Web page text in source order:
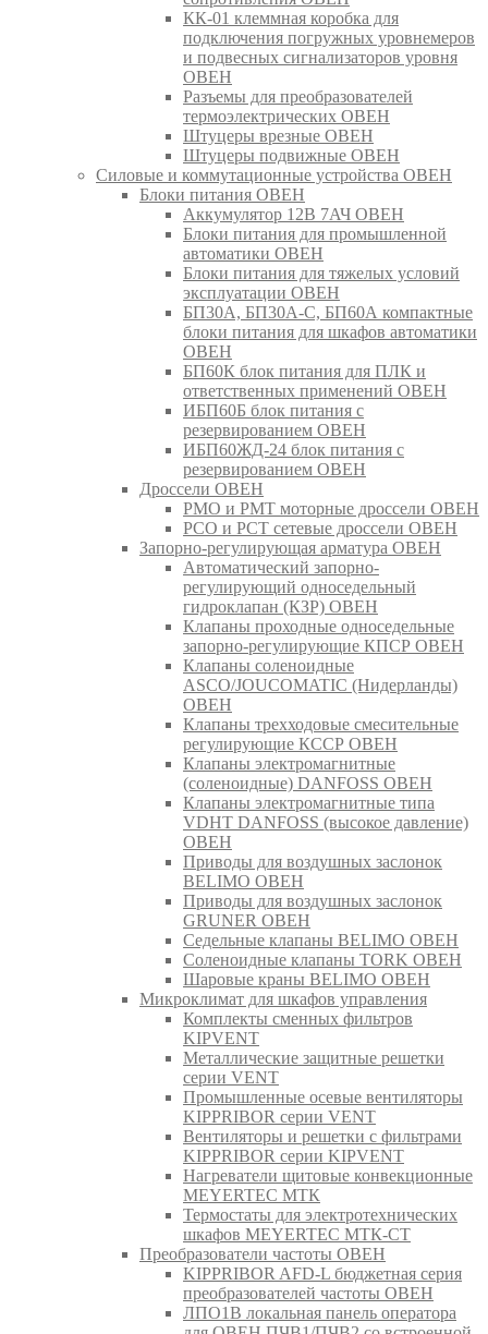
КК-01 клеммная коробка для
подключения погружных уровнемеров
и подвесных сигнализаторов уровня
ОВЕН
Разъемы для преобразователей
термоэлектрических ОВЕН
Штуцеры врезные ОВЕН
Штуцеры подвижные ОВЕН
Силовые и коммутационные устройства ОВЕН
Блоки питания ОВЕН
Аккумулятор 12В 7АЧ ОВЕН
Блоки питания для промышленной
автоматики ОВЕН
Блоки питания для тяжелых условий
эксплуатации ОВЕН
БП30А, БП30А-С, БП60А компактные
блоки питания для шкафов автоматики
ОВЕН
БП60К блок питания для ПЛК и
ответственных применений ОВЕН
ИБП60Б блок питания с
резервированием ОВЕН
ИБП60ЖД-24 блок питания с
резервированием ОВЕН
Дроссели ОВЕН
РМО и РМТ моторные дроссели ОВЕН
РСО и РСТ сетевые дроссели ОВЕН
Запорно-регулирующая арматура ОВЕН
Автоматический запорно-
регулирующий односедельный
гидроклапан (КЗР) ОВЕН
Клапаны проходные односедельные
запорно-регулирующие КПСР ОВЕН
Клапаны соленоидные
ASCO/JOUCOMATIC (Нидерланды)
ОВЕН
Клапаны трехходовые смесительные
регулирующие КССР ОВЕН
Клапаны электромагнитные
(соленоидные) DANFOSS ОВЕН
Клапаны электромагнитные типа
VDHT DANFOSS (высокое давление)
ОВЕН
Приводы для воздушных заслонок
BELIMO ОВЕН
Приводы для воздушных заслонок
GRUNER ОВЕН
Седельные клапаны BELIMO ОВЕН
Соленоидные клапаны TORK ОВЕН
Шаровые краны BELIMO ОВЕН
Микроклимат для шкафов управления
Комплекты сменных фильтров
KIPVENT
Металлические защитные решетки
серии VENT
Промышленные осевые вентиляторы
KIPPRIBOR серии VENT
Вентиляторы и решетки с фильтрами
KIPPRIBOR серии KIPVENT
Нагреватели щитовые конвекционные
MEYERTEC МТК
Термостаты для электротехнических
шкафов MEYERTEC МТК-СТ
Преобразователи частоты ОВЕН
KIPPRIBOR AFD-L бюджетная серия
преобразователей частоты ОВЕН
ЛПО1В локальная панель оператора